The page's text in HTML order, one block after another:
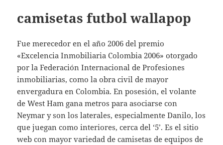
camisetas futbol wallapop
Fue merecedor en el año 2006 del premio
«Excelencia Inmobiliaria Colombia 2006» otorgado
por la Federación Internacional de Profesiones
inmobiliarias, como la obra civil de mayor
envergadura en Colombia. En posesión, el volante
de West Ham gana metros para asociarse con
Neymar y son los laterales, especialmente Danilo, los
que juegan como interiores, cerca del ‘5’. Es el sitio
web con mayor variedad de camisetas de equipos de